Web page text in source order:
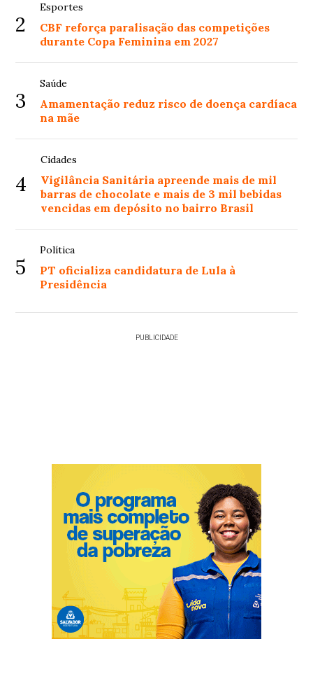
2
Esportes
CBF reforça paralisação das competições
durante Copa Feminina em 2027
3
Saúde
Amamentação reduz risco de doença cardíaca
na mãe
4
Cidades
Vigilância Sanitária apreende mais de mil
barras de chocolate e mais de 3 mil bebidas
vencidas em depósito no bairro Brasil
5
Política
PT oficializa candidatura de Lula à
Presidência
PUBLICIDADE